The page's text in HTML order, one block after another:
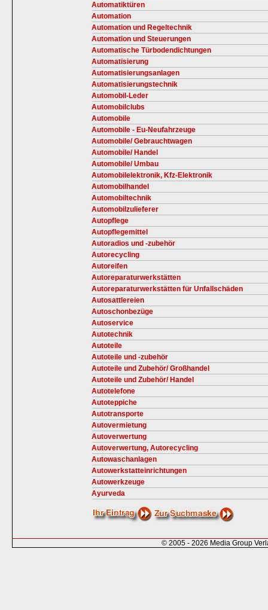
Automatiktüren
Automation
Automation und Regeltechnik
Automation und Steuerungen
Automatische Türbodendichtungen
Automatisierung
Automatisierungsanlagen
Automatisierungstechnik
Automobil-Leder
Automobilclubs
Automobile
Automobile - Eu-Neufahrzeuge
Automobile/ Gebrauchtwagen
Automobile/ Handel
Automobile/ Umbau
Automobilelektronik, Kfz-Elektronik
Automobilhandel
Automobiltechnik
Automobilzulieferer
Autopflege
Autopflegemittel
Autoradios und -zubehör
Autorecycling
Autoreifen
Autoreparaturwerkstätten
Autoreparaturwerkstätten für Unfallschäden
Autosattlereien
Autoschonbezüge
Autoservice
Autotechnik
Autoteile
Autoteile und -zubehör
Autoteile und Zubehör/ Großhandel
Autoteile und Zubehör/ Handel
Autotelefone
Autoteppiche
Autotransporte
Autovermietung
Autoverwertung
Autoverwertung, Autorecycling
Autowaschanlagen
Autowerkstatteinrichtungen
Autowerkzeuge
Ayurveda
© 2005 - 2026 Media Group